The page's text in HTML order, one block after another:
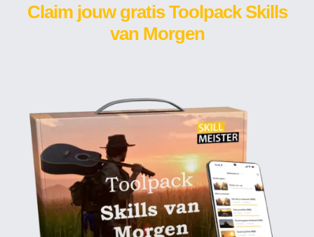
Claim jouw gratis Toolpack Skills
van Morgen